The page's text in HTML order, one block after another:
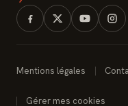
Mentions légales
Gérer mes cookies